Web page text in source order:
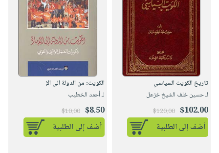
تاريخ الكويت السياسي
لـ حسين خلف الشيخ خزعل
$102.00
$120.00
أضف إلى الطلبية
الكويت: من الدولة الى الإ
لـ أحمد الخطيب
$8.50
$10.00
أضف إلى الطلبية